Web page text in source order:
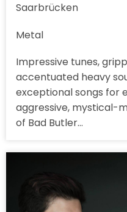
Saarbrücken
Metal
Impressive tunes,
accentuated heavy sound Bad Butler has
exceptional songs for
aggressive, mystical-
of Bad Butler…